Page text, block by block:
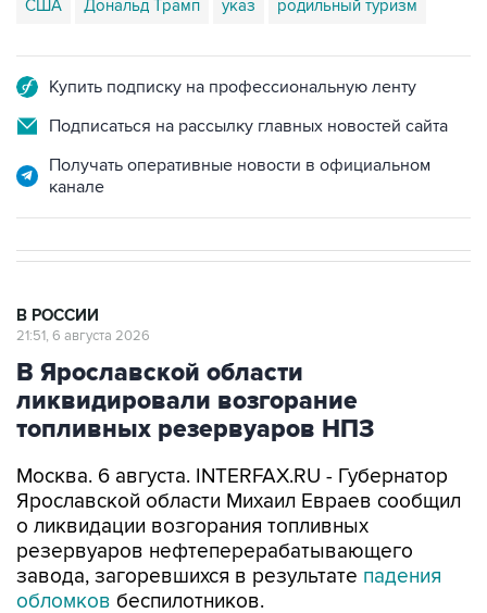
США Дональд Трамп указ родильный туризм
Купить подписку на профессиональную ленту
Подписаться на рассылку главных новостей сайта
Получать оперативные новости в официальном
канале
В РОССИИ
21:51, 6 августа 2026
В Ярославской области
ликвидировали возгорание
топливных резервуаров НПЗ
Москва. 6 августа. INTERFAX.RU - Губернатор
Ярославской области Михаил Евраев сообщил
о ликвидации возгорания топливных
резервуаров нефтеперерабатывающего
завода, загоревшихся в результате падения
обломков беспилотников.